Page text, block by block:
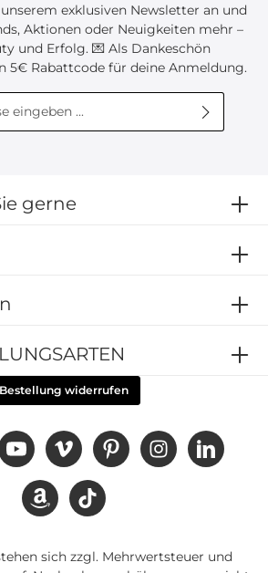
exklusiven Newsletter an und
Aktionen oder Neuigkeiten mehr –
und Erfolg. 💌 Als Dankeschön
5€ Rabattcode für deine Anmeldung.
gerne
Bestellung widerrufen
sich zzgl. Mehrwertsteuer und